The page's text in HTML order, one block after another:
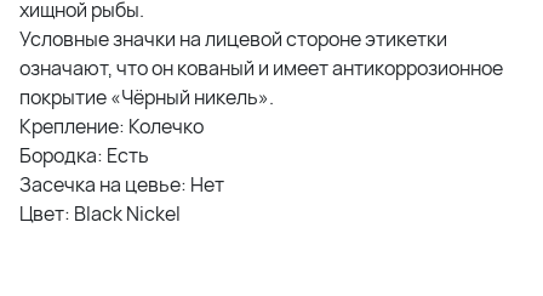
хищной рыбы.
Условные значки на лицевой стороне этикетки
означают, что он кованый и имеет антикоррозионное
покрытие «Чёрный никель».
Крепление: Колечко
Бородка: Есть
Засечка на цевье: Нет
Цвет: Black Nickel